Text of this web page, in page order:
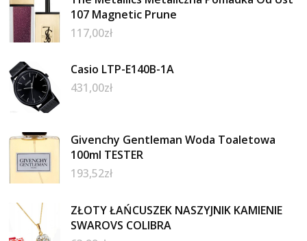
107 Magnetic Prune
117,00zł
Casio LTP-E140B-1A
431,00zł
Givenchy Gentleman Woda Toaletowa
100ml TESTER
193,52zł
ZŁOTY ŁAŃCUSZEK NASZYJNIK KAMIENIE
SWAROVS COLIBRA